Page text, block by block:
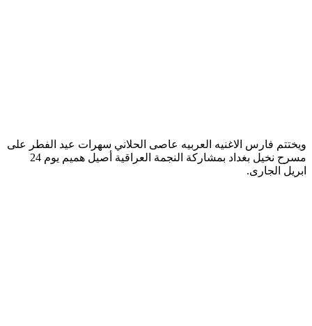
ويختتم فارس الاغنيه العربيه عاصى الحلاني سهرات عيد الفطر على
مسرح نخيل بغداد بمشاركة النجمة العراقية أصيل هميم يوم 24
ابريل الجارى.